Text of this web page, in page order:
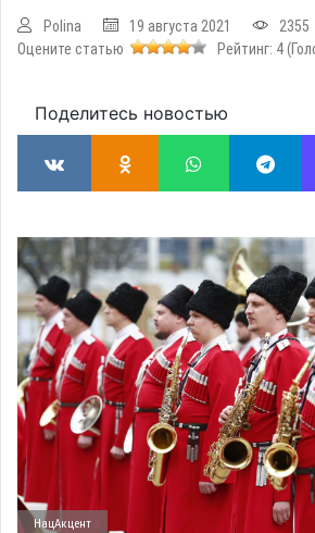
Polina 19 августа 2021
2355
Оцените статью
Рейтинг: 4
Поделитесь новостью
НацАкцент